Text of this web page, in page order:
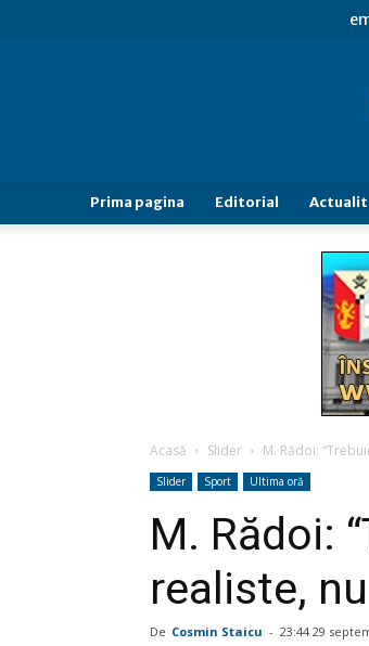
Prima pagina Editorial
Acasă Slider M. Rădoi:
Slider Sport Ultima oră
M. Rădoi:
realiste,
De Cosmin Staicu - 23:44 29